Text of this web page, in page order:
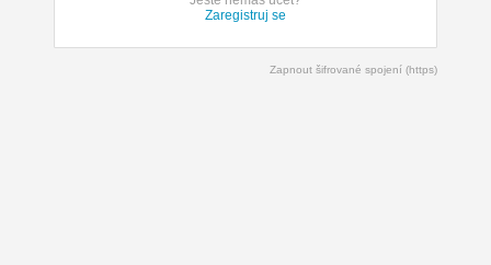
Zaregistruj se
Zapnout šifrované spojení (https)